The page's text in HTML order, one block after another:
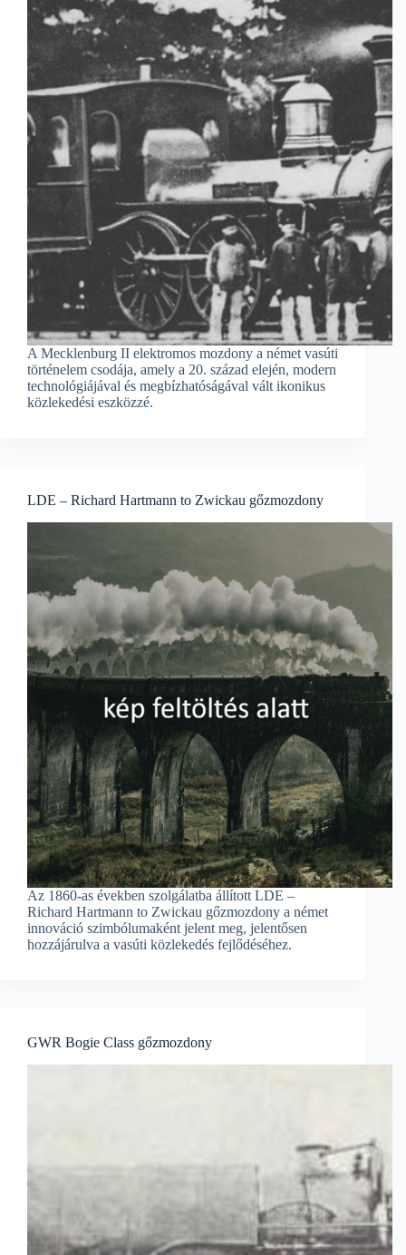
A Mecklenburg II elektromos mozdony a német vasúti
történelem csodája, amely a 20. század elején, modern
technológiájával és megbízhatóságával vált ikonikus
közlekedési eszközzé.
LDE – Richard Hartmann to Zwickau gőzmozdony
Az 1860-as években szolgálatba állított LDE –
Richard Hartmann to Zwickau gőzmozdony a német
innováció szimbólumaként jelent meg, jelentősen
hozzájárulva a vasúti közlekedés fejlődéséhez.
GWR Bogie Class gőzmozdony